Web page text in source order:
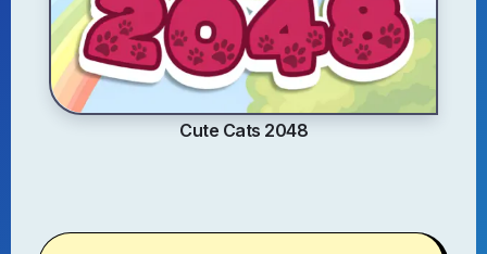
Cute Cats 2048